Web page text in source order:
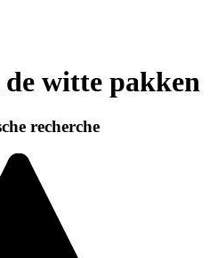
witte pakken
recherche